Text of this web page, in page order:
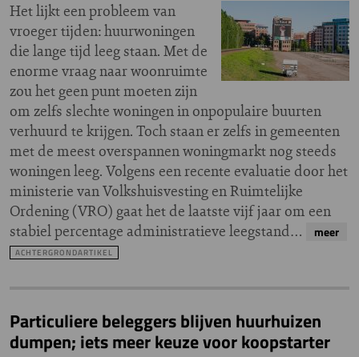
Het lijkt een probleem van
vroeger tijden: huurwoningen
die lange tijd leeg staan. Met de
enorme vraag naar woonruimte
zou het geen punt moeten zijn
om zelfs slechte woningen in onpopulaire buurten
verhuurd te krijgen. Toch staan er zelfs in gemeenten
met de meest overspannen woningmarkt nog steeds
woningen leeg. Volgens een recente evaluatie door het
ministerie van Volkshuisvesting en Ruimtelijke
Ordening (VRO) gaat het de laatste vijf jaar om een
stabiel percentage administratieve leegstand…
meer
ACHTERGRONDARTIKEL
Particuliere beleggers blijven huurhuizen
dumpen; iets meer keuze voor koopstarter